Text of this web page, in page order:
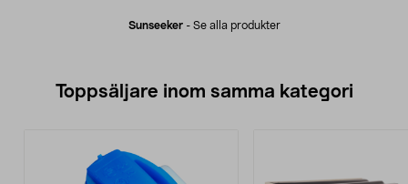
Sunseeker- Se alla produkter
Toppsäljare inom samma kategori